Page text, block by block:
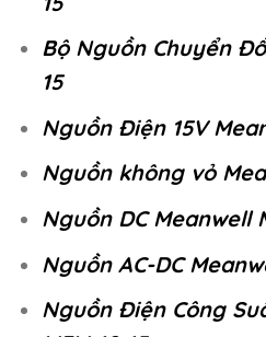
Bộ Nguồn Chuyển
15
Nguồn Điện 15V
Nguồn không vỏ
Nguồn DC Meanwell
Nguồn AC-DC
Nguồn Điện Công